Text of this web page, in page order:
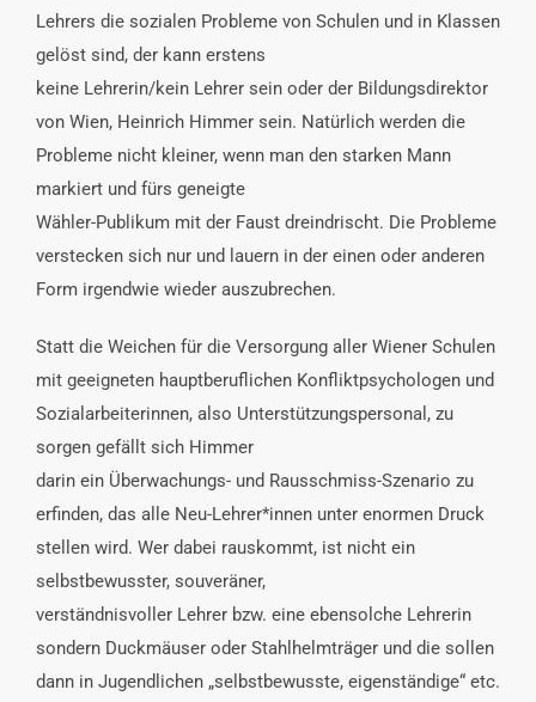
Lehrers die sozialen Probleme von Schulen und in Klassen
gelöst sind, der kann erstens
keine Lehrerin/kein Lehrer sein oder der Bildungsdirektor
von Wien, Heinrich Himmer sein. Natürlich werden die
Probleme nicht kleiner, wenn man den starken Mann
markiert und fürs geneigte
Wähler-Publikum mit der Faust dreindrischt. Die Probleme
verstecken sich nur und lauern in der einen oder anderen
Form irgendwie wieder auszubrechen.
Statt die Weichen für die Versorgung aller Wiener Schulen
mit geeigneten hauptberuflichen Konfliktpsychologen und
Sozialarbeiterinnen, also Unterstützungspersonal, zu
sorgen gefällt sich Himmer
darin ein Überwachungs- und Rausschmiss-Szenario zu
erfinden, das alle Neu-Lehrer*innen unter enormen Druck
stellen wird. Wer dabei rauskommt, ist nicht ein
selbstbewusster, souveräner,
verständnisvoller Lehrer bzw. eine ebensolche Lehrerin
sondern Duckmäuser oder Stahlhelmträger und die sollen
dann in Jugendlichen „selbstbewusste, eigenständige“ etc.